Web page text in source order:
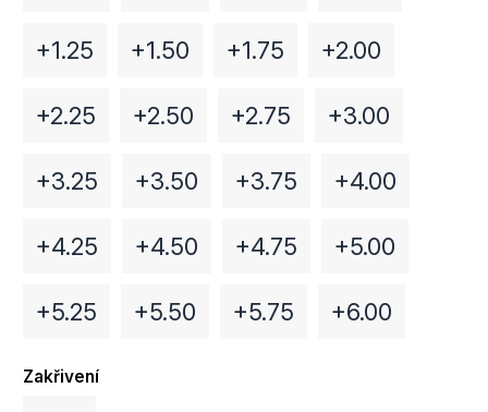
+1.25 +1.50 +1.75 +2.00
+2.25 +2.50 +2.75 +3.00
+3.25 +3.50 +3.75 +4.00
+4.25 +4.50 +4.75 +5.00
+5.25 +5.50 +5.75 +6.00
Zakřivení